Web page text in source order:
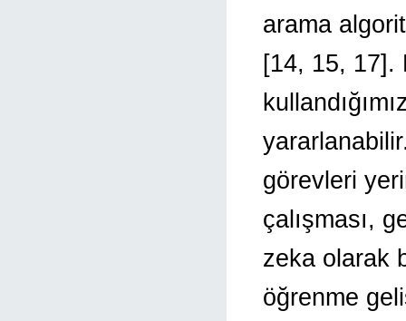
arama
[14, 15, 17].
görevleri
çalışması,
zeka olarak
öğrenme